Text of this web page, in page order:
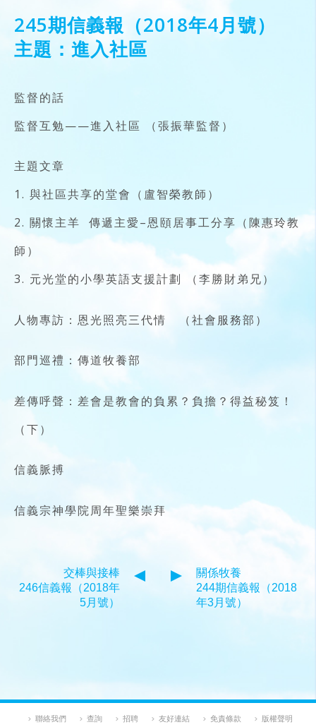
245期信義報（2018年4月號）
主題：進入社區
監督的話
監督互勉——進入社區 （張振華監督）
主題文章
1. 與社區共享的堂會（盧智榮教師）
2. 關懷主羊 傳遞主愛–恩頤居事工分享（陳惠玲教
師）
3. 元光堂的小學英語支援計劃 （李勝財弟兄）
人物專訪：恩光照亮三代情 （社會服務部）
部門巡禮：傳道牧養部
差傳呼聲：差會是教會的負累？負擔？得益秘笈！
（下）
信義脈搏
信義宗神學院周年聖樂崇拜
交棒與接棒
246信義報（2018年
5月號）
關係牧養
244期信義報（2018
年3月號）
聯絡我們 查詢 招聘 友好連結 免責條款 版權聲明